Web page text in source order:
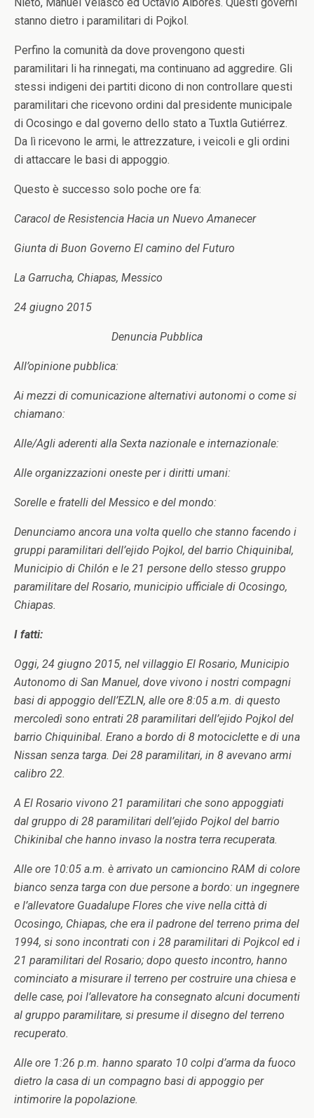
stanno dietro i paramilitari di Pojkol.
Perfino la comunità da dove provengono questi
paramilitari li ha rinnegati, ma continuano ad aggredire. Gli
stessi indigeni dei partiti dicono di non controllare questi
paramilitari che ricevono ordini dal presidente municipale
di Ocosingo e dal governo dello stato a Tuxtla Gutiérrez.
Da lì ricevono le armi, le attrezzature, i veicoli e gli ordini
di attaccare le basi di appoggio.
Questo è successo solo poche ore fa:
Caracol de Resistencia Hacia un Nuevo Amanecer
Giunta di Buon Governo El camino del Futuro
La Garrucha, Chiapas, Messico
24 giugno 2015
Denuncia Pubblica
All’opinione pubblica:
Ai mezzi di comunicazione alternativi autonomi o come si
chiamano:
Alle/Agli aderenti alla Sexta nazionale e internazionale:
Alle organizzazioni oneste per i diritti umani:
Sorelle e fratelli del Messico e del mondo:
Denunciamo ancora una volta quello che stanno facendo i
gruppi paramilitari dell’ejido Pojkol, del barrio Chiquinibal,
Municipio di Chilón e le 21 persone dello stesso gruppo
paramilitare del Rosario, municipio ufficiale di Ocosingo,
Chiapas.
I fatti:
Oggi, 24 giugno 2015, nel villaggio El Rosario, Municipio
Autonomo di San Manuel, dove vivono i nostri compagni
basi di appoggio dell’EZLN, alle ore 8:05 a.m. di questo
mercoledì sono entrati 28 paramilitari dell’ejido Pojkol del
barrio Chiquinibal. Erano a bordo di 8 motociclette e di una
Nissan senza targa. Dei 28 paramilitari, in 8 avevano armi
calibro 22.
A El Rosario vivono 21 paramilitari che sono appoggiati
dal gruppo di 28 paramilitari dell’ejido Pojkol del barrio
Chikinibal che hanno invaso la nostra terra recuperata.
Alle ore 10:05 a.m. è arrivato un camioncino RAM di colore
bianco senza targa con due persone a bordo: un ingegnere
e l’allevatore Guadalupe Flores che vive nella città di
Ocosingo, Chiapas, che era il padrone del terreno prima del
1994, si sono incontrati con i 28 paramilitari di Pojkcol ed i
21 paramilitari del Rosario; dopo questo incontro, hanno
cominciato a misurare il terreno per costruire una chiesa e
delle case, poi l’allevatore ha consegnato alcuni documenti
al gruppo paramilitare, si presume il disegno del terreno
recuperato.
Alle ore 1:26 p.m. hanno sparato 10 colpi d’arma da fuoco
dietro la casa di un compagno basi di appoggio per
intimorire la popolazione.